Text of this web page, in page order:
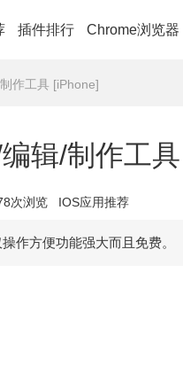
插件排行 Chrome浏览器
作工具 [iPhone]
辑/制作工
次浏览 IOS应用推荐
作方便功能强大而且免费。